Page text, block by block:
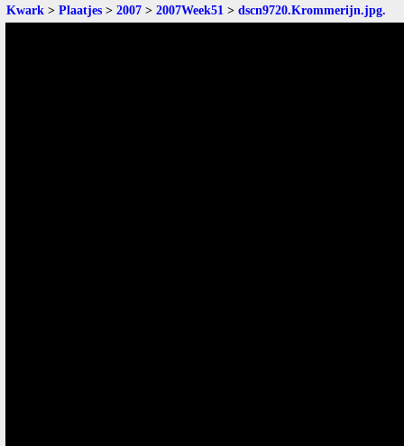
Kwark > Plaatjes > 2007 > 2007Week51 > dscn9720.Krommerijn.jpg.